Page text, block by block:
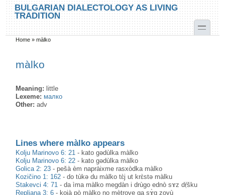
Skip to main content
Skip to search
BULGARIAN DIALECTOLOGY AS LIVING
TRADITION
toggle
You are here
Home »màlko
màlko
Meaning: little
Lexeme: малко
Other:adv
Lines where màlko appears
Kolju Marinovo 6: 21 - kato gədùlka màlko
Kolju Marinovo 6: 22 - kato gədùlka màlko
Golica 2: 23 -pešà èm napràixme rasxòdka màlko
Kozičino 1: 162 -do tùkə du màlko tɛ̀j ut krɛ̀stə màlku
Stakevci 4: 71 -da ìma màlko megdàn i drùgo ednò sɤz dṛ̀šku
Repljana 3: 6 - kojà pò màlko no mètrove ga sɤ̀g zovù